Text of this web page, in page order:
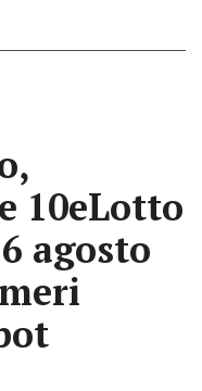
10eLotto
agosto